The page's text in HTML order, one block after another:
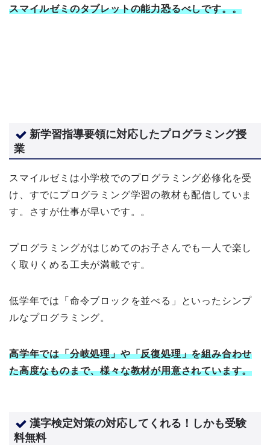
スマイルゼミのタブレットの能力恐るべしです。。
新学習指導要領に対応したプログラミング授
業
スマイルゼミは小学校でのプログラミング必修化を受
け、すでにプログラミング学習の教材も配信していま
す。さすが仕事が早いです。。
プログラミングがはじめてのお子さんでも一人で楽し
く取りくめる工夫が満載です。
低学年では「命令ブロックを並べる」といったシンプ
ルなプログラミング。
高学年では「分岐処理」や「反復処理」を組み合わせ
た高度なものまで、様々な教材が用意されています。
漢字検定対策の対応してくれる！しかも受験
料無料